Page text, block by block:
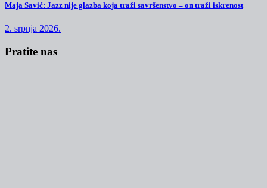
Maja Savić: Jazz nije glazba koja traži savršenstvo – on traži iskrenost
2. srpnja 2026.
Pratite nas